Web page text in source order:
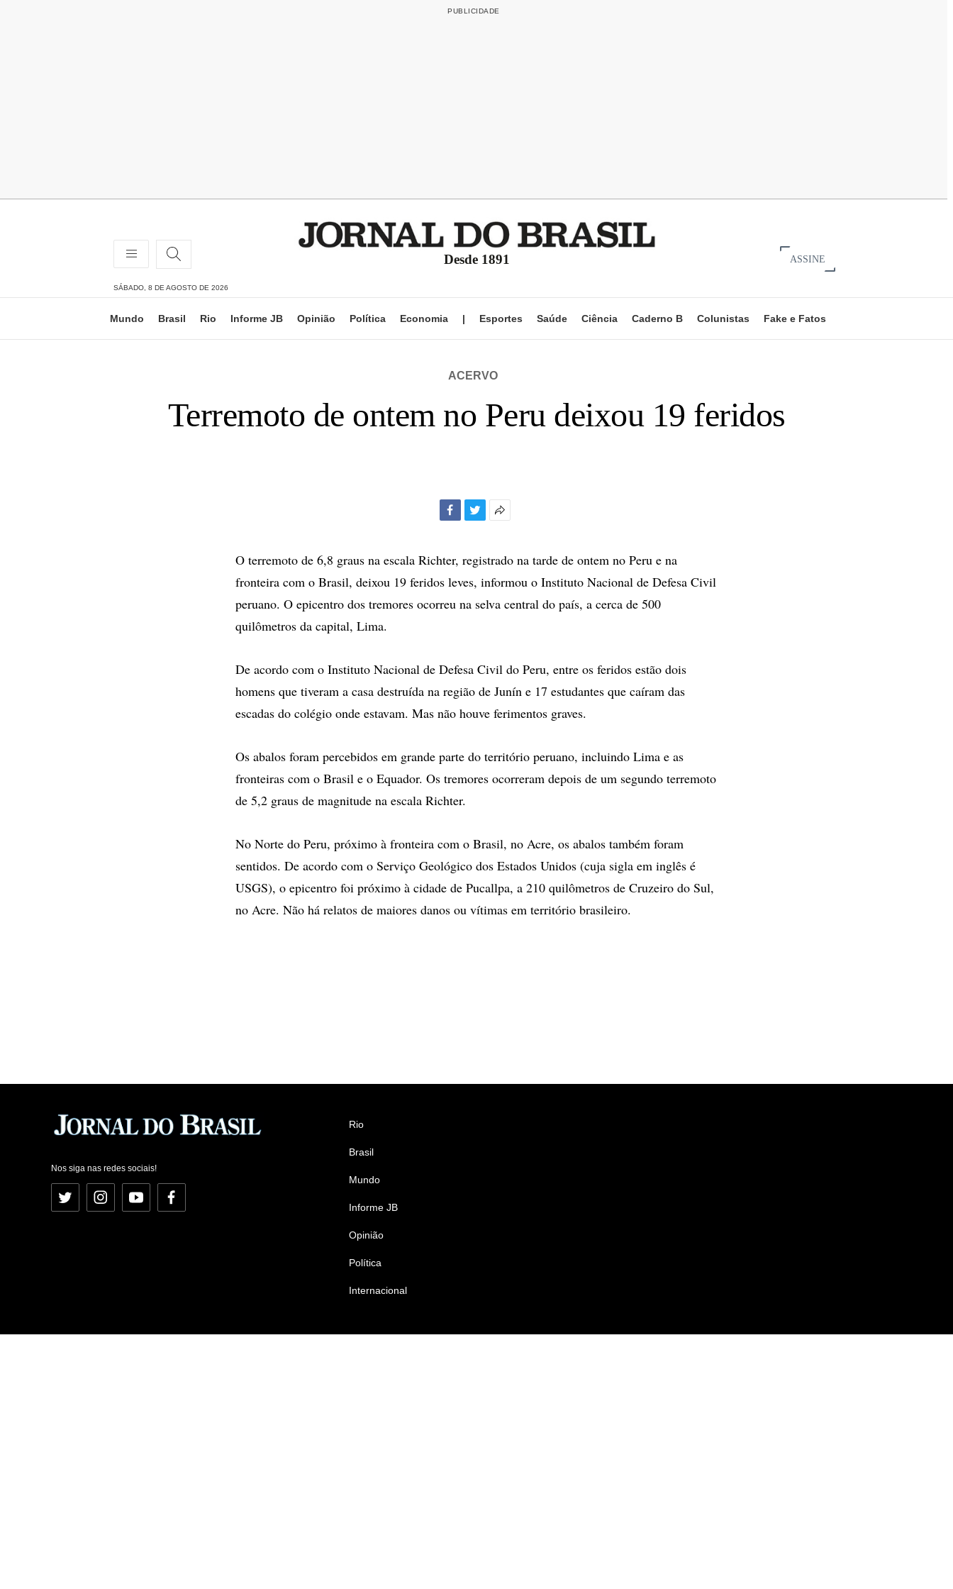
Desde 1891 ASSINE
SÁBADO, 8 DE AGOSTO DE 2026
Mundo Brasil Rio Informe JB Opinião Política Economia | Esportes Saúde Ciência Caderno B Colunistas Fake e Fatos
ACERVO
Terremoto de ontem no Peru deixou 19 feridos
compartilhamento
O terremoto de 6,8 graus na escala Richter, registrado na tarde de ontem no Peru e na
fronteira com o Brasil, deixou 19 feridos leves, informou o Instituto Nacional de Defesa Civil
peruano. O epicentro dos tremores ocorreu na selva central do país, a cerca de 500
quilômetros da capital, Lima.
De acordo com o Instituto Nacional de Defesa Civil do Peru, entre os feridos estão dois
homens que tiveram a casa destruída na região de Junín e 17 estudantes que caíram das
escadas do colégio onde estavam. Mas não houve ferimentos graves.
Os abalos foram percebidos em grande parte do território peruano, incluindo Lima e as
fronteiras com o Brasil e o Equador. Os tremores ocorreram depois de um segundo terremoto
de 5,2 graus de magnitude na escala Richter.
No Norte do Peru, próximo à fronteira com o Brasil, no Acre, os abalos também foram
sentidos. De acordo com o Serviço Geológico dos Estados Unidos (cuja sigla em inglês é
USGS), o epicentro foi próximo à cidade de Pucallpa, a 210 quilômetros de Cruzeiro do Sul,
no Acre. Não há relatos de maiores danos ou vítimas em território brasileiro.
Nos siga nas redes sociais!
Twitter InstagramYouTubeFacebook
Rio
Brasil
Mundo
Informe JB
Opinião
Política
Internacional